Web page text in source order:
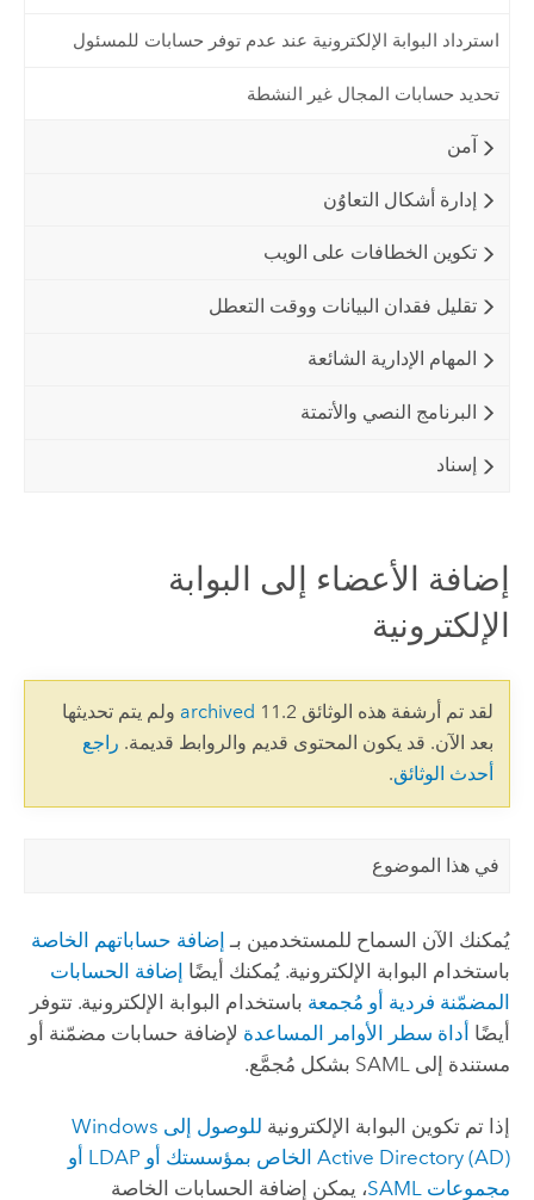
استرداد البوابة الإلكترونية عند عدم توفر حسابات للمسئول
تحديد حسابات المجال غير النشطة
آمن
إدارة أشكال التعاوُن
تكوين الخطافات على الويب
تقليل فقدان البيانات ووقت التعطل
المهام الإدارية الشائعة
البرنامج النصي والأتمتة
إسناد
إضافة الأعضاء إلى البوابة
الإلكترونية
لقد تم أرشفة هذه الوثائق 11.2 archived ولم يتم تحديثها
بعد الآن. قد يكون المحتوى قديم والروابط قديمة. راجع
أحدث الوثائق.
في هذا الموضوع
يُمكنك الآن السماح للمستخدمين بـ إضافة حساباتهم الخاصة
باستخدام البوابة الإلكترونية. يُمكنك أيضًا إضافة الحسابات
المضمّنة فردية أو مُجمعة باستخدام البوابة الإلكترونية. تتوفر
أيضًا أداة سطر الأوامر المساعدة لإضافة حسابات مضمّنة أو
مستندة إلى SAML بشكل مُجمَّع.
إذا تم تكوين البوابة الإلكترونية للوصول إلى Windows
Active Directory (AD)
الخاص بمؤسستك أو LDAP أو
مجموعات SAML، يمكن إضافة الحسابات الخاصة